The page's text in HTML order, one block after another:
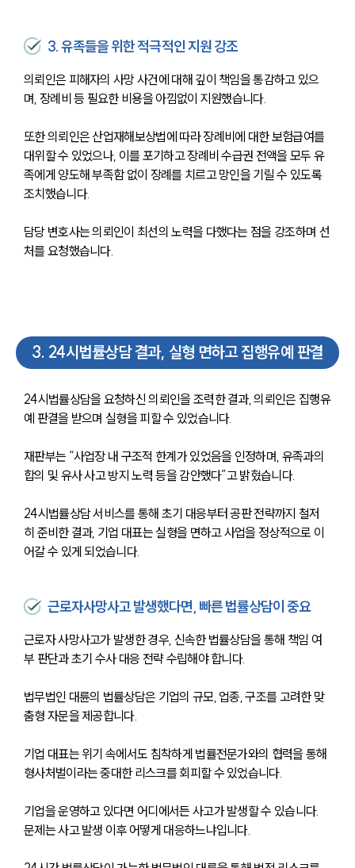
센터소개
글로벌 파트너 로펌
고객의 소리
통합검색
AI대륜
업무사례
법률정보
법률지식인
업무분야
3. 유족들을 위한 적극적인 지원 강조
의뢰인은 피해자의 사망 사건에 대해 깊이 책임을 통감하고 있으
며, 장례비 등 필요한 비용을 아낌없이 지원했습니다.
또한 의뢰인은 산업재해보상법에 따라 장례비에 대한 보험급여를
대위할 수 있었으나, 이를 포기하고 장례비 수급권 전액을 모두 유
족에게 양도해 부족함 없이 장례를 치르고 망인을 기릴 수 있도록
조치했습니다.
담당 변호사는 의뢰인이 최선의 노력을 다했다는 점을 강조하며 선
처를 요청했습니다.
3. 24시법률상담 결과, 실형 면하고 집행유예 판결
24시법률상담을 요청하신 의뢰인을 조력한 결과, 의뢰인은 집행유
예 판결을 받으며 실형을 피할 수 있었습니다.
재판부는 “사업장 내 구조적 한계가 있었음을 인정하며, 유족과의
합의 및 유사 사고 방지 노력 등을 감안했다”고 밝혔습니다.
24시법률상담 서비스를 통해 초기 대응부터 공판 전략까지 철저
히 준비한 결과, 기업 대표는 실형을 면하고 사업을 정상적으로 이
어갈 수 있게 되었습니다.
근로자사망사고 발생했다면, 빠른 법률상담이 중요
근로자 사망사고가 발생한 경우, 신속한 법률상담을 통해 책임 여
부 판단과 초기 수사 대응 전략 수립해야 합니다.
법무법인 대륜의 법률상담은 기업의 규모, 업종, 구조를 고려한 맞
춤형 자문을 제공합니다.
기업 대표는 위기 속에서도 침착하게 법률전문가와의 협력을 통해
형사처벌이라는 중대한 리스크를 회피할 수 있었습니다.
기업을 운영하고 있다면 어디에서든 사고가 발생할 수 있습니다.
문제는 사고 발생 이후 어떻게 대응하느냐입니다.